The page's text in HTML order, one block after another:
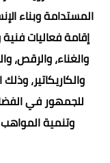
المستدامة وبناء
إقامة فعاليات
والغناء، والرقص،
والكاريكاتير،
للجمهور في
وتنمية